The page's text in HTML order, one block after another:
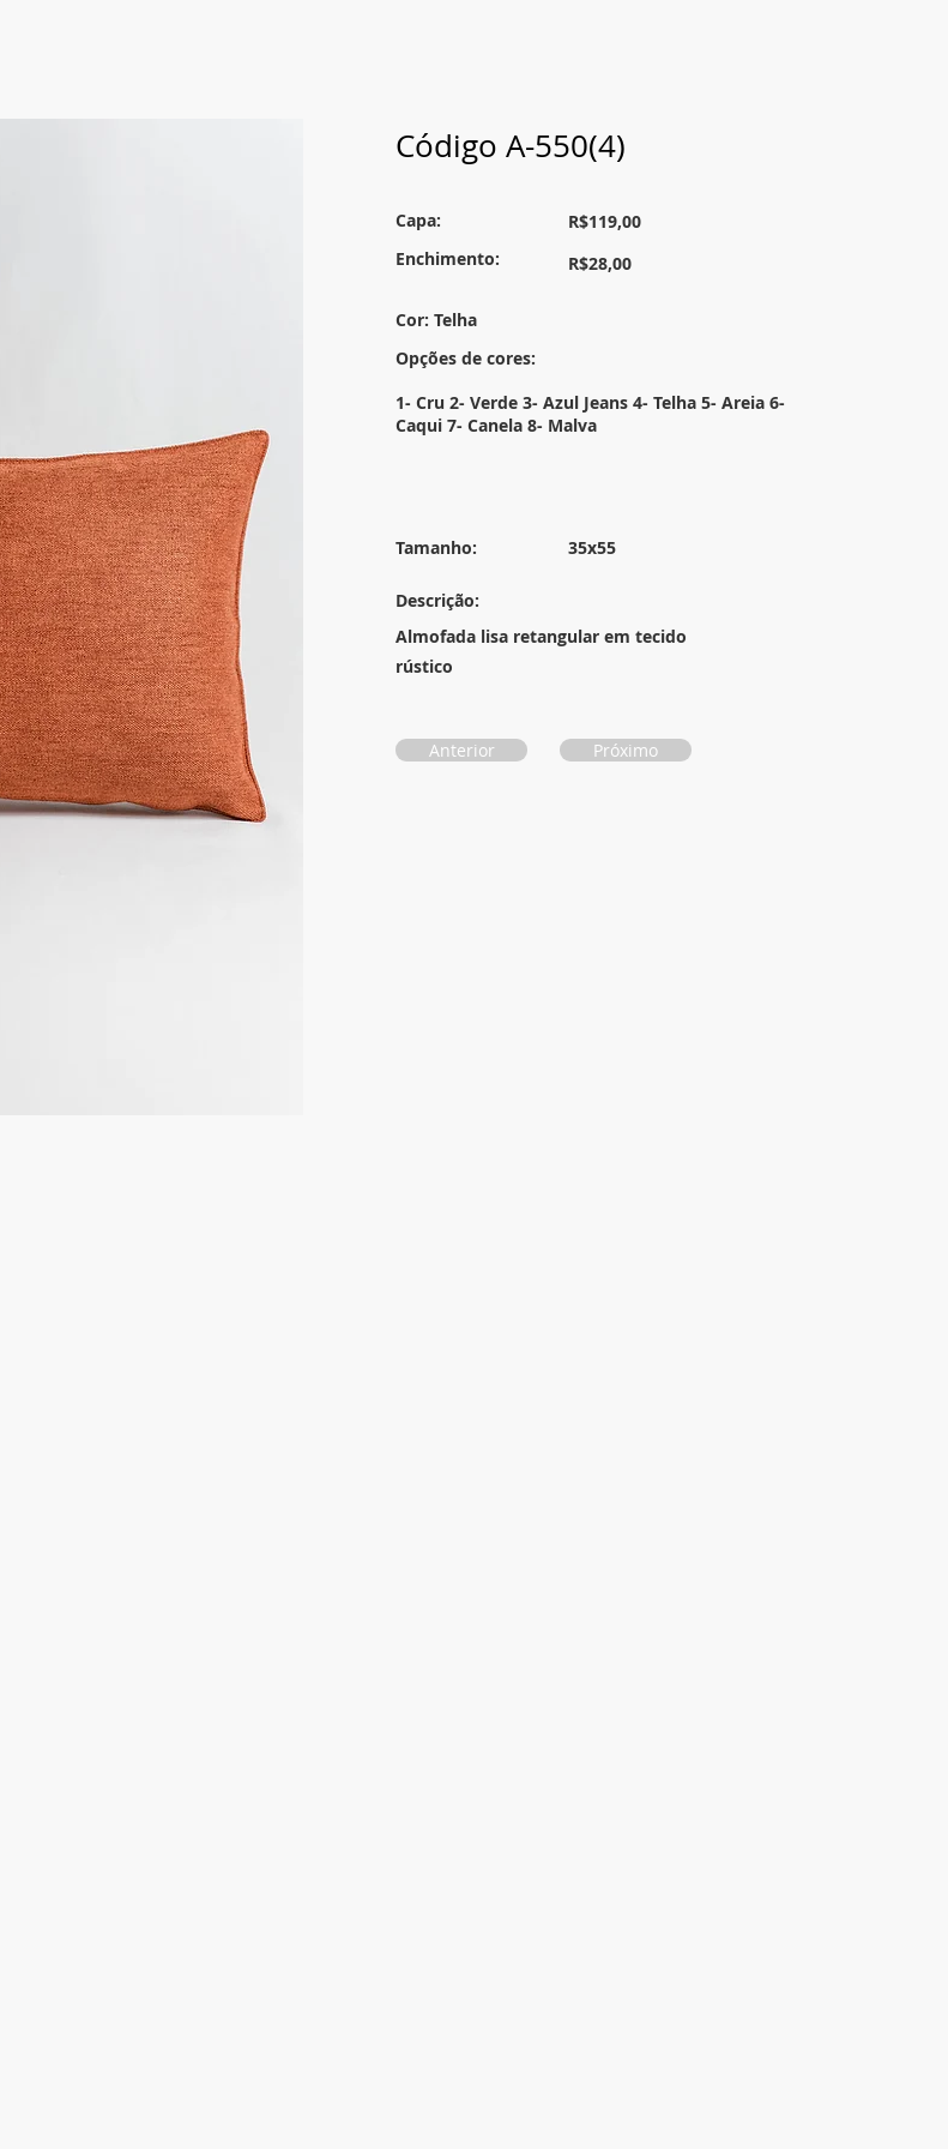
Código A-550(4)
Capa:
Enchimento:
R$119,00
R$28,00
Cor: Telha
Opções de cores:
1- Cru 2- Verde 3- Azul Jeans 4- Telha 5- Areia 6-
Caqui 7- Canela 8- Malva
Tamanho: 35x55
Descrição:
Almofada lisa retangular em tecido
rústico
Anterior Próximo